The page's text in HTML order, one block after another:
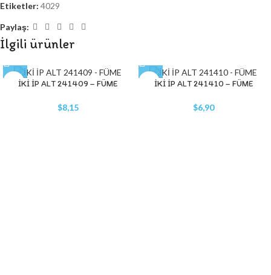
Etiketler: 4029
Paylaş:
İlgili ürünler
İKİ İP ALT 241409 – FÜME
$8,15
İKİ İP ALT 241410 – FÜME
$6,90